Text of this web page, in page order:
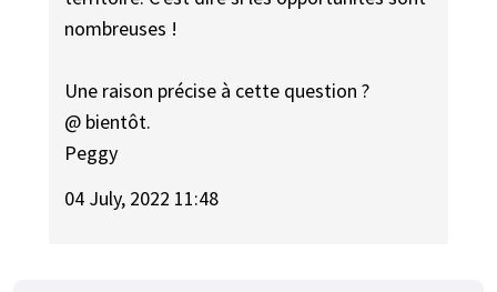
nombreuses !
Une raison précise à cette question ?
@ bientôt.
Peggy
04 July, 2022 11:48